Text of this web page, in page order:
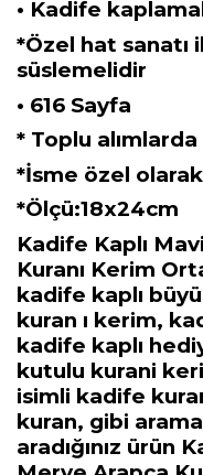
• Kadife
*Özel hat sanatı
süslemelidir
• 616 Sayfa
* Toplu
*İsme özel
*Ölçü:18x24cm
Kadife Kaplı
Kuranı Kerim
kadife kaplı
kuran ı kerim,
kadife kaplı
kutulu kurani
isimli kadife
kuran, gibi
aradığınız ürün